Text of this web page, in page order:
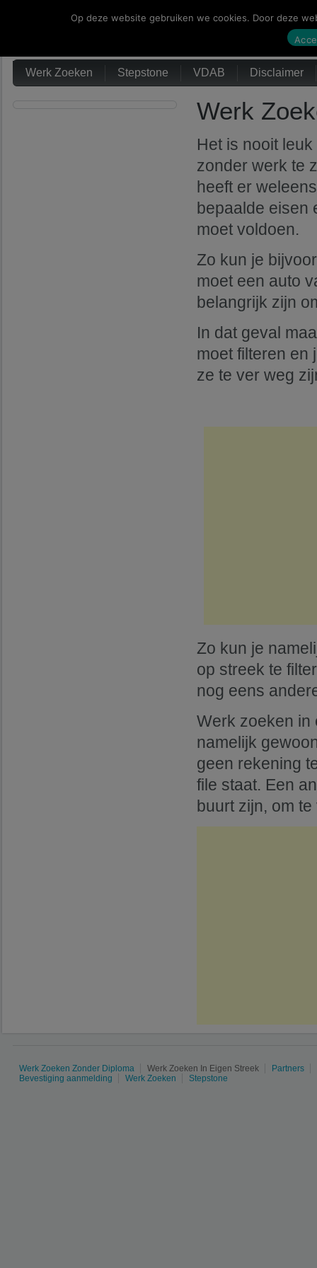
Werk Zoeken Stepstone VDAB Disclaimer
Werk
Het is nooit
zonder werk te
heeft er
bepaalde eisen
moet voldoen.
Zo kun je
moet een auto
belangrijk zijn
In dat geval
moet filteren en
ze te ver weg
Zo kun je
op streek te
nog eens
Werk zoeken in
namelijk
geen rekening
file staat. Een
buurt zijn, om
Werk Zoeken Zonder Diploma Werk Zoeken In Eigen Streek
Partners
Bevestiging aanmelding
Werk Zoeken Stepstone
Op deze website gebruiken we cookies. Door deze